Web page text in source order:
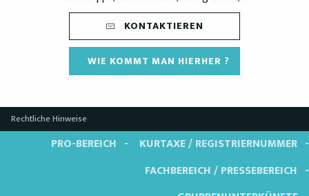
KONTAKTIEREN
WIE KOMMT MAN HIERHER ?
Rechtliche Hinweise
PRO-BEREICH
KURTAXE / REGISTRIERNUMMER
FACHBEREICH / PRESSEBEREICH